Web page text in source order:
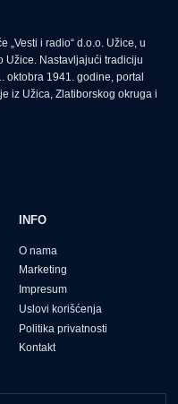
„Vesti i radio“ d.o.o. Užice, u
Užice. Nastavljajući tradiciju
oktobra 1941. godine, portal
iz Užica, Zlatiborskog okruga i
INFO
O nama
Marketing
Impresum
Uslovi korišćenja
Politika privatnosti
Kontakt